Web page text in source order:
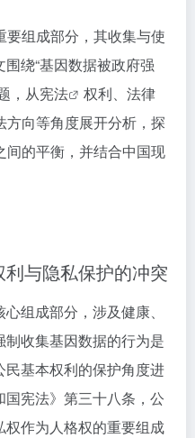
要组成部分，其收集与使
绕“基因数据被政府强
，从宪法 权利、 法律
方向等角度展开分析，探
间的平衡，并结合中国现
与隐私保护的冲突
组成部分，涉及健康、
收集基因数据的行为是
基本权利的保护角度进
宪法》第三十八条，公
作为人格权的重要组成